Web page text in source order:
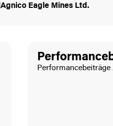
Agnico Eagle Mines Ltd.
Performance­beiträge